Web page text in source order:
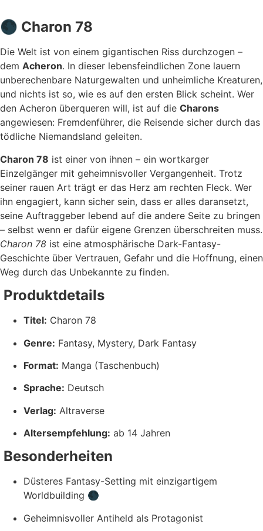
🌑 Charon 78
Die Welt ist von einem gigantischen Riss durchzogen –
dem Acheron. In dieser lebensfeindlichen Zone lauern
unberechenbare Naturgewalten und unheimliche Kreaturen,
und nichts ist so, wie es auf den ersten Blick scheint. Wer
den Acheron überqueren will, ist auf die Charons
angewiesen: Fremdenführer, die Reisende sicher durch das
tödliche Niemandsland geleiten.
Charon 78 ist einer von ihnen – ein wortkarger
Einzelgänger mit geheimnisvoller Vergangenheit. Trotz
seiner rauen Art trägt er das Herz am rechten Fleck. Wer
ihn engagiert, kann sicher sein, dass er alles daransetzt,
seine Auftraggeber lebend auf die andere Seite zu bringen
– selbst wenn er dafür eigene Grenzen überschreiten muss.
Charon 78 ist eine atmosphärische Dark-Fantasy-
Geschichte über Vertrauen, Gefahr und die Hoffnung, einen
Weg durch das Unbekannte zu finden.
Produktdetails
Titel: Charon 78
Genre: Fantasy, Mystery, Dark Fantasy
Format: Manga (Taschenbuch)
Sprache: Deutsch
Verlag: Altraverse
Altersempfehlung: ab 14 Jahren
Besonderheiten
Düsteres Fantasy-Setting mit einzigartigem
Worldbuilding 🌑
Geheimnisvoller Antiheld als Protagonist